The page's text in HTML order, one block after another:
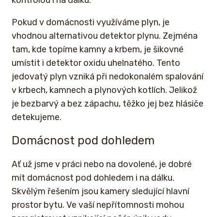
Pokud v domácnosti využíváme plyn, je
vhodnou alternativou detektor plynu. Zejména
tam, kde topíme kamny a krbem, je šikovné
umístit i detektor oxidu uhelnatého. Tento
jedovatý plyn vzniká při nedokonalém spalování
v krbech, kamnech a plynových kotlích. Jelikož
je bezbarvý a bez zápachu, těžko jej bez hlásiče
detekujeme.
Domácnost pod dohledem
Ať už jsme v práci nebo na dovolené, je dobré
mít domácnost pod dohledem i na dálku.
Skvělým řešením jsou kamery sledující hlavní
prostor bytu. Ve vaší nepřítomnosti mohou